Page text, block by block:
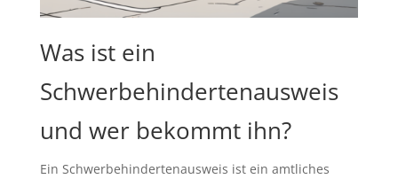
Was ist ein
Schwerbehindertenausweis
und wer bekommt ihn?
Ein Schwerbehindertenausweis ist ein amtliches